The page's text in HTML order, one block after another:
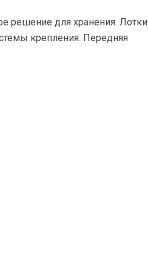
решение для хранения. Лотки
крепления. Передняя